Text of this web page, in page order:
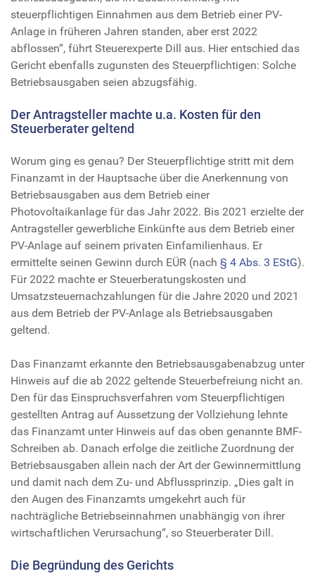
steuerpflichtigen Einnahmen aus dem Betrieb einer PV-
Anlage in früheren Jahren standen, aber erst 2022
abflossen“, führt Steuerexperte Dill aus. Hier entschied das
Gericht ebenfalls zugunsten des Steuerpflichtigen: Solche
Betriebsausgaben seien abzugsfähig.
Der Antragsteller machte u.a. Kosten für den
Steuerberater geltend
Worum ging es genau? Der Steuerpflichtige stritt mit dem
Finanzamt in der Hauptsache über die Anerkennung von
Betriebsausgaben aus dem Betrieb einer
Photovoltaikanlage für das Jahr 2022. Bis 2021 erzielte der
Antragsteller gewerbliche Einkünfte aus dem Betrieb einer
PV-Anlage auf seinem privaten Einfamilienhaus. Er
ermittelte seinen Gewinn durch EÜR (nach § 4 Abs. 3 EStG).
Für 2022 machte er Steuerberatungskosten und
Umsatzsteuernachzahlungen für die Jahre 2020 und 2021
aus dem Betrieb der PV-Anlage als Betriebsausgaben
geltend.
Das Finanzamt erkannte den Betriebsausgabenabzug unter
Hinweis auf die ab 2022 geltende Steuerbefreiung nicht an.
Den für das Einspruchsverfahren vom Steuerpflichtigen
gestellten Antrag auf Aussetzung der Vollziehung lehnte
das Finanzamt unter Hinweis auf das oben genannte BMF-
Schreiben ab. Danach erfolge die zeitliche Zuordnung der
Betriebsausgaben allein nach der Art der Gewinnermittlung
und damit nach dem Zu- und Abflussprinzip. „Dies galt in
den Augen des Finanzamts umgekehrt auch für
nachträgliche Betriebseinnahmen unabhängig von ihrer
wirtschaftlichen Verursachung“, so Steuerberater Dill.
Die Begründung des Gerichts